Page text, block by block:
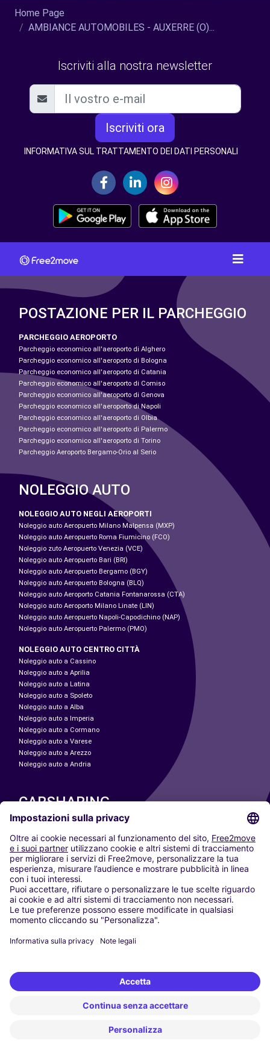
Home Page
AMBIANCE AUTOMOBILES - AUXERRE (O)...
Iscriviti alla nostra newsletter
Iscriviti ora
INFORMATIVA SUL TRATTAMENTO DEI DATI PERSONALI
POSTAZIONE PER IL PARCHEGGIO
PARCHEGGIO AEROPORTO
Parcheggio economico all'aeroporto di Alghero
Parcheggio economico all'aeroporto di Bologna
Parcheggio economico all'aeroporto di Catania
Parcheggio economico all'aeroporto di Comiso
Parcheggio economico all'aeroporto di Genova
Parcheggio economico all'aeroporto di Napoli
Parcheggio economico all'aeroporto di Olbia
Parcheggio economico all'aeroporto di Palermo
Parcheggio economico all'aeroporto di Torino
Parcheggio Aeroporto Bergamo-Orio al Serio
NOLEGGIO AUTO
NOLEGGIO AUTO NEGLI AEROPORTI
Noleggio auto Aeropuerto Milano Malpensa (MXP)
Noleggio auto Aeropuerto Roma Fiumicino (FCO)
Noleggio zuto Aeropuerto Venezia (VCE)
Noleggio auto Aeropuerto Bari (BRI)
Noleggio auto Aeropuerto Bergamo (BGY)
Noleggio auto Aeropuerto Bologna (BLQ)
Noleggio auto Aeroporto Catania Fontanarossa (CTA)
Noleggio auto Aeroporto Milano Linate (LIN)
Noleggio auto Aeropuerto Napoli-Capodichino (NAP)
Noleggio auto Aeropuerto Palermo (PMO)
NOLEGGIO AUTO CENTRO CITTÀ
Noleggio auto a Cassino
Noleggio auto a Aprilia
Noleggio auto a Latina
Noleggio auto a Spoleto
Noleggio auto a Alba
Noleggio auto a Imperia
Noleggio auto a Cormano
Noleggio auto a Varese
Noleggio auto a Arezzo
Noleggio auto a Andria
CARSHARING
LE NOSTRE CITTÀ
Paris
Madrid
Washington DC
Milano
Roma
Torino
Vienna
Berlino
Düsseldorf